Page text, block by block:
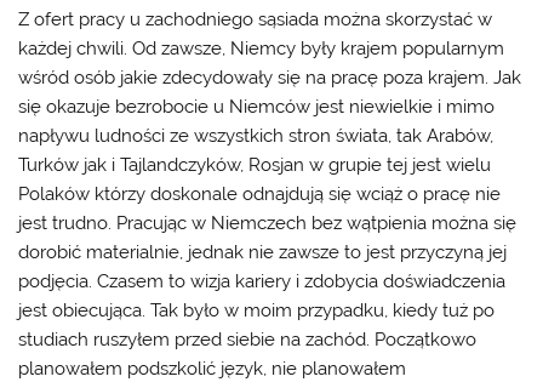
Z ofert pracy u zachodniego sąsiada można skorzystać w
każdej chwili. Od zawsze, Niemcy były krajem popularnym
wśród osób jakie zdecydowały się na pracę poza krajem. Jak
się okazuje bezrobocie u Niemców jest niewielkie i mimo
napływu ludności ze wszystkich stron świata, tak Arabów,
Turków jak i Tajlandczyków, Rosjan w grupie tej jest wielu
Polaków którzy doskonale odnajdują się wciąż o pracę nie
jest trudno. Pracując w Niemczech bez wątpienia można się
dorobić materialnie, jednak nie zawsze to jest przyczyną jej
podjęcia. Czasem to wizja kariery i zdobycia doświadczenia
jest obiecująca. Tak było w moim przypadku, kiedy tuż po
studiach ruszyłem przed siebie na zachód. Początkowo
planowałem podszkolić język, nie planowałem